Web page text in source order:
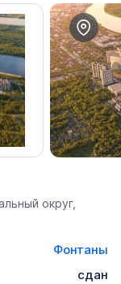
округ,
Фонтаны
сдан